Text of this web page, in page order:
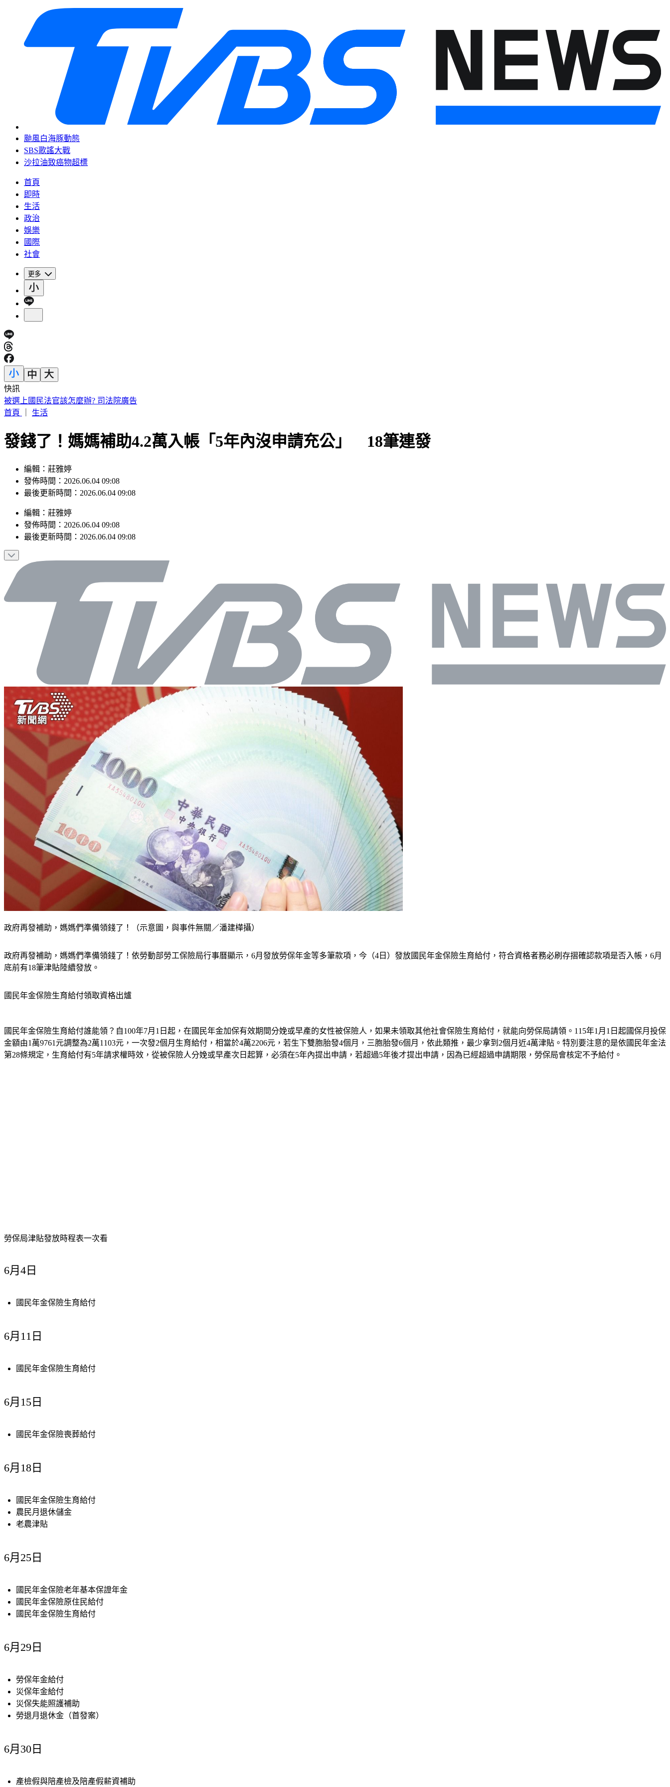
颱風白海豚動態
SBS歌謠大戰
沙拉油致癌物超標
首頁
即時
生活
政治
娛樂
國際
社會
更多
快訊
被選上國民法官該怎麼辦? 司法院廣告
首頁
生活
發錢了！媽媽補助4.2萬入帳「5年內沒申請充公」 18筆連發
編輯：莊雅婷
發佈時間：2026.06.04 09:08
最後更新時間：2026.06.04 09:08
編輯 ： 莊雅婷
發佈時間： 2026.06.04 09:08
最後更新時間： 2026.06.04 09:08
政府再發補助，媽媽們準備領錢了！（示意圖，與事件無關／潘建樺攝）
政府再發補助，媽媽們準備領錢了！依勞動部勞工保險局行事曆顯示，6月發放勞保年金等多筆款項，今（4日）發放國民年金保險生育給付，符合資格者務必刷存摺確認款項是否入帳，6月
底前有18筆津貼陸續發放。
國民年金保險生育給付領取資格出爐
國民年金保險生育給付誰能領？自100年7月1日起，在國民年金加保有效期間分娩或早產的女性被保險人，如果未領取其他社會保險生育給付，就能向勞保局請領。115年1月1日起國保月投保
金額由1萬9761元調整為2萬1103元，一次發2個月生育給付，相當於4萬2206元，若生下雙胞胎發4個月，三胞胎發6個月，依此類推，最少拿到2個月近4萬津貼。特別要注意的是依國民年金法
第28條規定，生育給付有5年請求權時效，從被保險人分娩或早產次日起算，必須在5年內提出申請，若超過5年後才提出申請，因為已經超過申請期限，勞保局會核定不予給付。
勞保局津貼發放時程表一次看
6月4日
國民年金保險生育給付
6月11日
國民年金保險生育給付
6月15日
國民年金保險喪葬給付
6月18日
國民年金保險生育給付
農民月退休儲金
老農津貼
6月25日
國民年金保險老年基本保證年金
國民年金保險原住民給付
國民年金保險生育給付
6月29日
勞保年金給付
災保年金給付
災保失能照護補助
勞退月退休金（首發案）
6月30日
產檢假與陪產檢及陪產假薪資補助